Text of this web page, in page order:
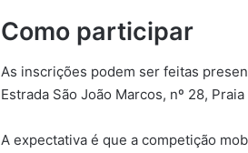
Como participar
As inscrições podem ser feitas
Estrada São João Marcos, nº 28,
A expectativa é que a competição